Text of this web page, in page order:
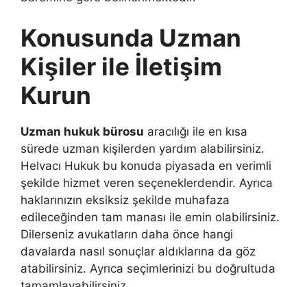
Konusunda Uzman
Kişiler ile İletişim
Kurun
Uzman hukuk bürosu aracılığı ile en kısa
sürede uzman kişilerden yardım alabilirsiniz.
Helvacı Hukuk bu konuda piyasada en verimli
şekilde hizmet veren seçeneklerdendir. Ayrıca
haklarınızın eksiksiz şekilde muhafaza
edileceğinden tam manası ile emin olabilirsiniz.
Dilerseniz avukatların daha önce hangi
davalarda nasıl sonuçlar aldıklarına da göz
atabilirsiniz. Ayrıca seçimlerinizi bu doğrultuda